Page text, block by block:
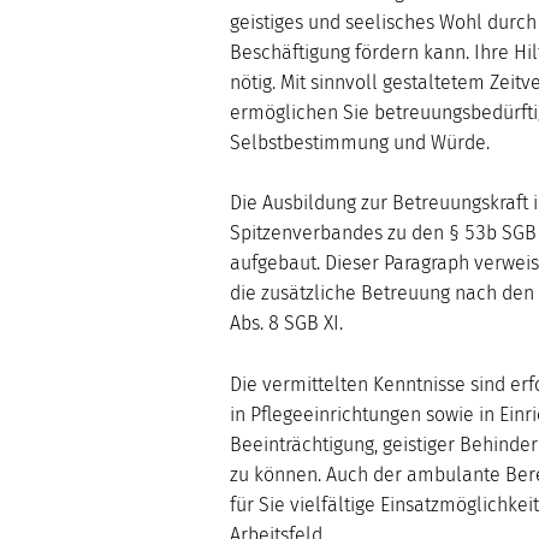
geistiges und seelisches Wohl
Beschäftigung fördern kann. Ihre
nötig. Mit sinnvoll gestaltetem
ermöglichen Sie
Selbstbestimmung und Würde.
Die Ausbildung zur
Spitzenverbandes zu den § 53b
aufgebaut. Dieser Paragraph
die zusätzliche Betreuung nach
Abs. 8 SGB XI.
Die vermittelten Kenntnisse sind
in Pflegeeinrichtungen sowie in
Beeinträchtigung, geistiger
zu können. Auch der ambulante
für Sie vielfältige
Arbeitsfeld.